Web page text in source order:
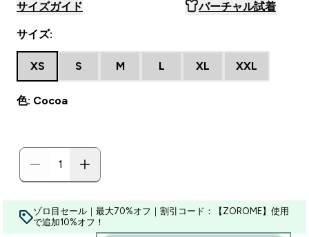
サイズガイド バーチャル試着
サイズ:
XS S M L XL XXL
色: Cocoa
ゾロ目セール｜最大70%オフ｜割引コード：【ZOROME】使用
で追加10%オフ！